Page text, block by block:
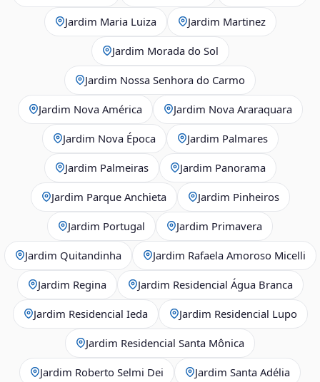
Jardim Maria Luiza Jardim Martinez
Jardim Morada do Sol
Jardim Nossa Senhora do Carmo
Jardim Nova América Jardim Nova Araraquara
Jardim Nova Época Jardim Palmares
Jardim Palmeiras Jardim Panorama
Jardim Parque Anchieta Jardim Pinheiros
Jardim Portugal Jardim Primavera
Jardim Quitandinha Jardim Rafaela Amoroso Micelli
Jardim Regina Jardim Residencial Água Branca
Jardim Residencial Ieda Jardim Residencial Lupo
Jardim Residencial Santa Mônica
Jardim Roberto Selmi Dei Jardim Santa Adélia